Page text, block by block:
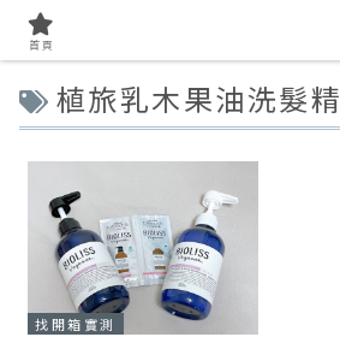
植旅乳木果油洗髮精
找開箱實測
首頁